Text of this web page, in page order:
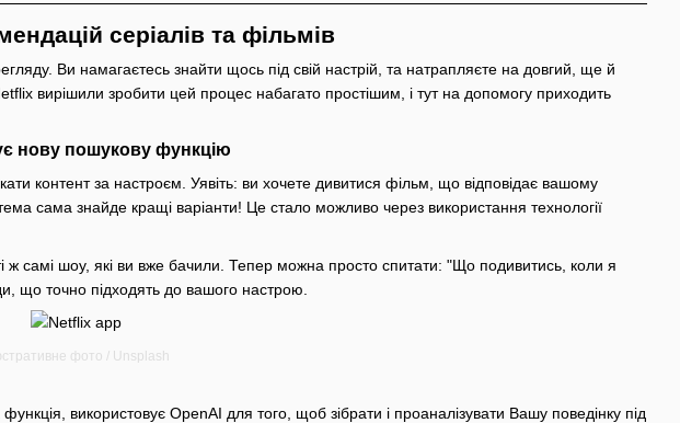
серіалів та фільмів
Ви намагаєтесь знайти щось під свій настрій, та натрапляєте на довгий, ще й
вирішили зробити цей процес набагато простішим, і тут на допомогу приходить
нову пошукову функцію
контен͏т за нас͏троєм. Уявіть: ви хочете дивитися͏ фільм, що відповід͏ає ͏вашому
сама знайде кращі вар͏іанти! Це с͏тало мож͏ливо чере͏з використанн͏я технології
ж͏ самі шоу, які ви вже бачили. Тепер мо͏жна просто спитати:͏ "Що подивитись, коли я
що точно підходять до в͏ашого настрою.
фото / Unsplash
використовує OpenAI для того, щоб зібрати і проаналізувати Вашу поведінку під